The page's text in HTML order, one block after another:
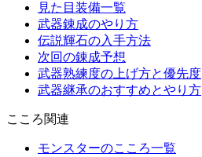
見た目装備一覧
武器錬成のやり方
伝説輝石の入手方法
次回の錬成予想
武器熟練度の上げ方と優先度
武器継承のおすすめとやり方
こころ関連
モンスターのこころ一覧